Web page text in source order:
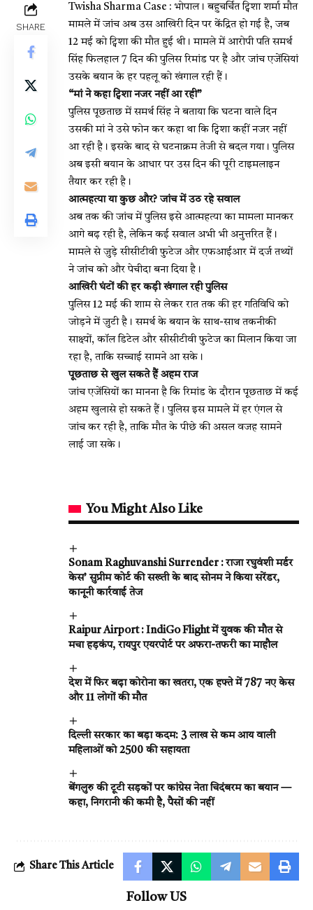
SHARE
Twisha Sharma Case : भोपाल। बहुचर्चित ट्विशा शर्मा मौत
मामले में जांच अब उस आखिरी दिन पर केंद्रित हो गई है, जब
12 मई को ट्विशा की मौत हुई थी। मामले में आरोपी पतिसमर्थ
सिंह फिलहाल 7 दिन की पुलिस रिमांड पर है और जांच एजेंसियां
उसके बयान के हर पहलू को खंगाल रही हैं।
“मां ने कहा ट्विशा नजर नहीं आ रही”
पुलिस पूछताछ में समर्थ सिंह ने बताया कि घटना वाले दिन
उसकी मां ने उसे फोन कर कहा था कि ट्विशा कहीं नजर नहीं
आ रही है। इसके बाद से घटनाक्रम तेजी से बदल गया। पुलिस
अब इसी बयान के आधार पर उस दिन की पूरी टाइमलाइन
तैयार कर रही है।
आत्महत्या या कुछ और? जांच में उठ रहे सवाल
अब तक की जांच में पुलिस इसे आत्महत्या का मामला मानकर
आगे बढ़ रही है, लेकिन कई सवाल अभी भी अनुत्तरित हैं।
मामले से जुड़े सीसीटीवी फुटेज और एफआईआर में दर्ज तथ्यों
ने जांच को और पेचीदा बना दिया है।
आखिरी घंटों की हर कड़ी खंगाल रही पुलिस
पुलिस 12 मई की शाम से लेकर रात तक की हर गतिविधि को
जोड़ने में जुटी है। समर्थ के बयान के साथ-साथ तकनीकी
साक्ष्यों, कॉल डिटेल और सीसीटीवी फुटेज का मिलान किया जा
रहा है, ताकि सच्चाई सामने आ सके।
पूछताछ से खुल सकते हैं अहम राज
जांच एजेंसियों का मानना है कि रिमांड के दौरान पूछताछ में कई
अहम खुलासे हो सकते हैं। पुलिस इस मामले में हर एंगल से
जांच कर रही है, ताकि मौत के पीछे की असल वजह सामने
लाई जा सके।
You Might Also Like
Sonam Raghuvanshi Surrender : राजा रघुवंशी मर्डर
केस’ सुप्रीम कोर्ट की सख्ती के बाद सोनम ने किया सरेंडर,
कानूनी कार्रवाई तेज
Raipur Airport : IndiGo Flight में युवक की मौत से
मचा हड़कंप, रायपुर एयरपोर्ट पर अफरा-तफरी का माहौल
देश में फिर बढ़ा कोरोना का खतरा, एक हफ्ते में 787 नए केस
और 11 लोगों की मौत
दिल्ली सरकार का बड़ा कदम: 3 लाख से कम आय वाली
महिलाओं को ₹2500 की सहायता
बेंगलुरु की टूटी सड़कों पर कांग्रेस नेता चिदंबरम का बयान —
कहा, निगरानी की कमी है, पैसों की नहीं
Share This Article
Follow US